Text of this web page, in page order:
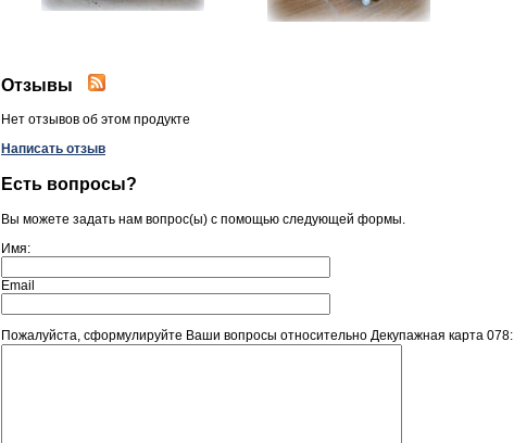
Отзывы
Нет отзывов об этом продукте
Написать отзыв
Есть вопросы?
Вы можете задать нам вопрос(ы) с помощью следующей формы.
Имя:
Email
Пожалуйста, сформулируйте Ваши вопросы относительно Декупажная карта 078: